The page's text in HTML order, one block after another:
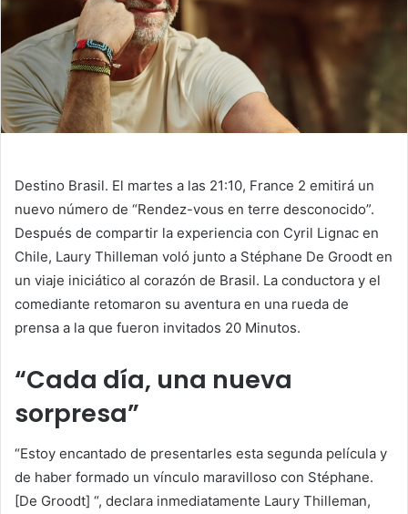
Destino Brasil. El martes a las 21:10, France 2 emitirá un
nuevo número de “Rendez-vous en terre desconocido”.
Después de compartir la experiencia con Cyril Lignac en
Chile, Laury Thilleman voló junto a Stéphane De Groodt en
un viaje iniciático al corazón de Brasil. La conductora y el
comediante retomaron su aventura en una rueda de
prensa a la que fueron invitados 20 Minutos.
“Cada día, una nueva
sorpresa”
“Estoy encantado de presentarles esta segunda película y
de haber formado un vínculo maravilloso con Stéphane.
[De Groodt] “, declara inmediatamente Laury Thilleman,